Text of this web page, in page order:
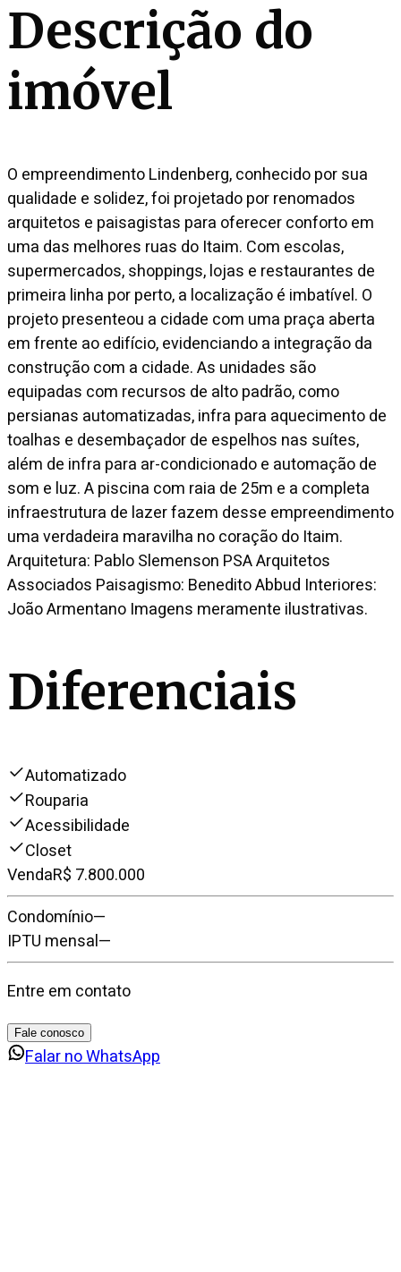
Descrição do
imóvel
O empreendimento Lindenberg, conhecido por sua
qualidade e solidez, foi projetado por renomados
arquitetos e paisagistas para oferecer conforto em
uma das melhores ruas do Itaim. Com escolas,
supermercados, shoppings, lojas e restaurantes de
primeira linha por perto, a localização é imbatível. O
projeto presenteou a cidade com uma praça aberta
em frente ao edifício, evidenciando a integração da
construção com a cidade. As unidades são
equipadas com recursos de alto padrão, como
persianas automatizadas, infra para aquecimento de
toalhas e desembaçador de espelhos nas suítes,
além de infra para ar-condicionado e automação de
som e luz. A piscina com raia de 25m e a completa
infraestrutura de lazer fazem desse empreendimento
uma verdadeira maravilha no coração do Itaim.
Arquitetura: Pablo Slemenson PSA Arquitetos
Associados Paisagismo: Benedito Abbud Interiores:
João Armentano Imagens meramente ilustrativas.
Diferenciais
Automatizado
Rouparia
Acessibilidade
Closet
VendaR$ 7.800.000
Condomínio—
IPTU mensal—
Entre em contato
Fale conosco
Falar no WhatsApp